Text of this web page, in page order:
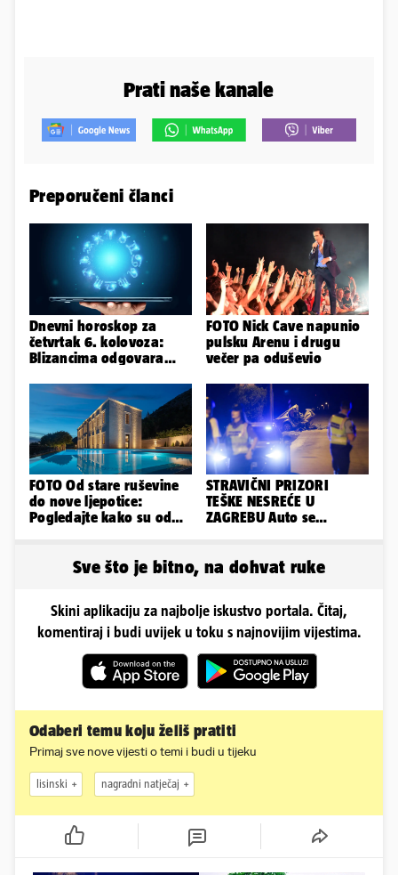
Prati naše kanale
Preporučeni članci
Dnevni horoskop za
četvrtak 6. kolovoza:
Blizancima odgovara
za sve
FOTO Nick Cave napunio
pulsku Arenu i drugu
večer pa oduševio
FOTO Od stare ruševine
do nove ljepotice:
Pogledajte kako su od
STRAVIČNI PRIZORI
TEŠKE NESREĆE U
ZAGREBU Auto se
Sve što je bitno, na dohvat ruke
Skini aplikaciju za najbolje iskustvo portala. Čitaj,
komentiraj i budi uvijek u toku s najnovijim vijestima.
Odaberi temu koju želiš pratiti
Primaj sve nove vijesti o temi i budi u tijeku
lisinski nagradni natječaj